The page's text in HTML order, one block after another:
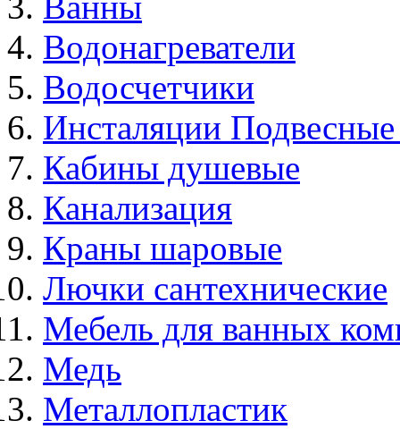
Водонагреватели
Водосчетчики
Инсталяции
Кабины душевые
Канализация
Краны шаровые
Лючки сантехнические
Мебель для ванных
Медь
Металлопластик